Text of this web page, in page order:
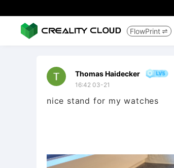
FlowPrint 
Thomas Haidecker
16:42 03-21
nice stand for my watches